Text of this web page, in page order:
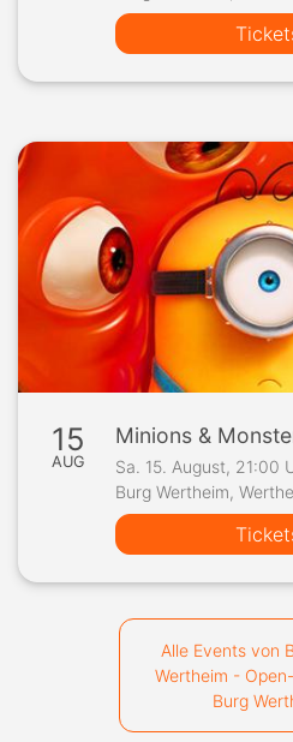
15
AUG
Minions &
Sa. 15. August, 21:00
Burg Wertheim,
Alle Events von
Wertheim -
Burg